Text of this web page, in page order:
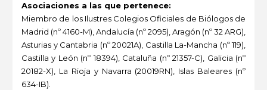
Asociaciones a las que pertenece:
Miembro de los Ilustres Colegios Oficiales de Biólogos de
Madrid (nº 4160-M), Andalucía (nº 2095), Aragón (nº 32 ARG),
Asturias y Cantabria (nº 20021A), Castilla La-Mancha (nº 119),
Castilla y León (nº 18394), Cataluña (nº 21357-C), Galicia (nº
20182-X), La Rioja y Navarra (20019RN), Islas Baleares (nº
634-IB).